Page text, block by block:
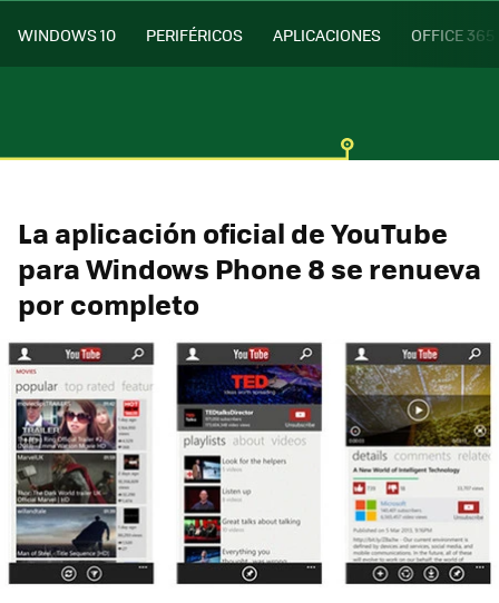
WINDOWS 10 PERIFÉRICOS APLICACIONES OFFICE 365
La aplicación oficial de YouTube
para Windows Phone 8 se renueva
por completo